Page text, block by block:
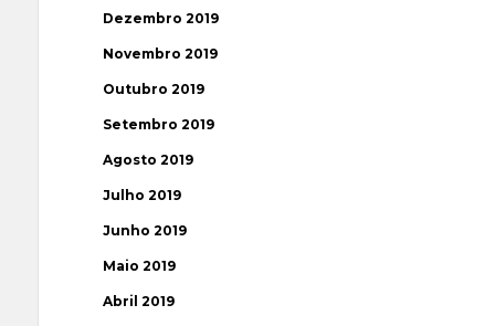
Dezembro 2019
Novembro 2019
Outubro 2019
Setembro 2019
Agosto 2019
Julho 2019
Junho 2019
Maio 2019
Abril 2019